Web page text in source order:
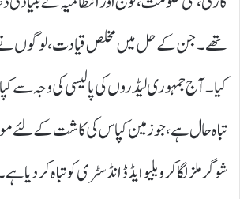
تھے۔ جن کے حل میں مخلص قیادت، لوگوں نے
کیا۔ آج جمہوری لیڈروں کی پالیسی کی وجہ سے
تباہ حال ہے، جو زمین کپاس کی کاشت کے لئے
شوگر ملز لگا کر ویلیو ایڈڈ انڈسٹری کو تباہ کر